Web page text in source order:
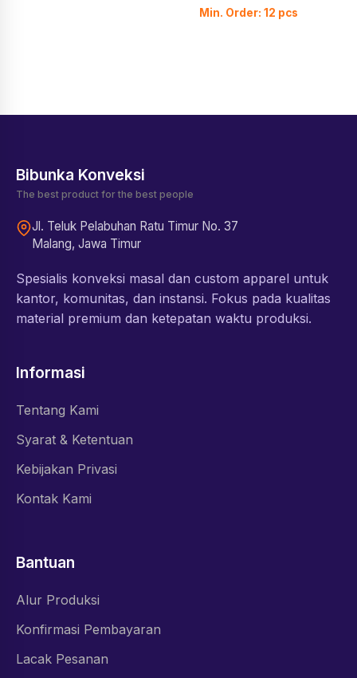
Min. Order: 12 pcs
Bibunka Konveksi
The best product for the best people
Jl. Teluk Pelabuhan Ratu Timur No. 37
Malang, Jawa Timur
Spesialis konveksi masal dan custom apparel untuk
kantor, komunitas, dan instansi. Fokus pada kualitas
material premium dan ketepatan waktu produksi.
Informasi
Tentang Kami
Syarat & Ketentuan
Kebijakan Privasi
Kontak Kami
Bantuan
Alur Produksi
Konfirmasi Pembayaran
Lacak Pesanan